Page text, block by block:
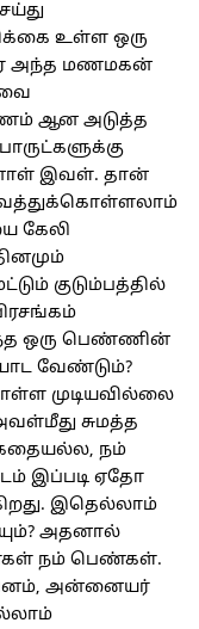
உள்ள ஒரு
அந்த மணமகன்
ஆன அடுத்த
இவள். தான்
கேலி
குடும்பத்தில்
ஒரு பெண்ணின்
வேண்டும்?
முடியவில்லை
சுமத்த
நம்
இப்படி ஏதோ
இதெல்லாம்
அதனால்
நம் பெண்கள்.
அன்னையர்